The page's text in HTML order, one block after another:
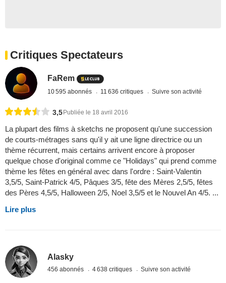
Critiques Spectateurs
FaRem
10 595 abonnés 11 636 critiques Suivre son activité
3,5Publiée le 18 avril 2016
La plupart des films à sketchs ne proposent qu'une succession
de courts-métrages sans qu'il y ait une ligne directrice ou un
thème récurrent, mais certains arrivent encore à proposer
quelque chose d'original comme ce "Holidays" qui prend comme
thème les fêtes en général avec dans l'ordre : Saint-Valentin
3,5/5, Saint-Patrick 4/5, Pâques 3/5, fête des Mères 2,5/5, fêtes
des Pères 4,5/5, Halloween 2/5, Noel 3,5/5 et le Nouvel An 4/5. ...
Lire plus
Alasky
456 abonnés 4 638 critiques Suivre son activité